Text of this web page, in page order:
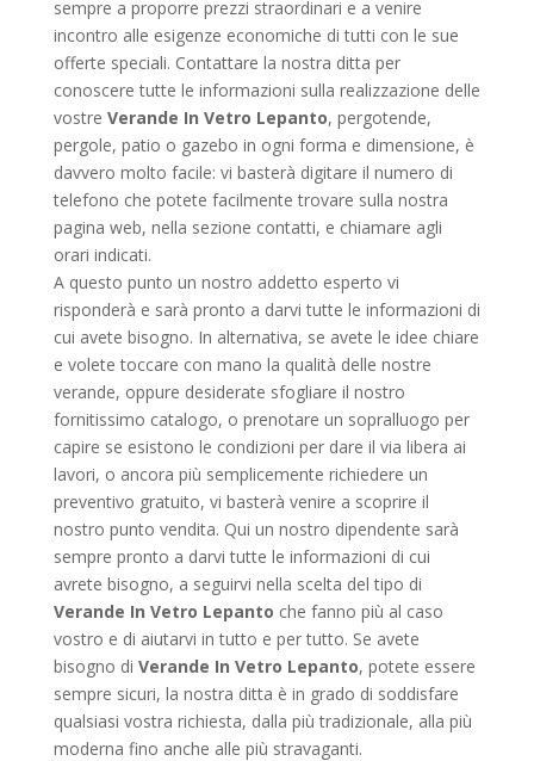
sempre a proporre prezzi straordinari e a venire
incontro alle esigenze economiche di tutti con le sue
offerte speciali. Contattare la nostra ditta per
conoscere tutte le informazioni sulla realizzazione delle
vostre Verande In Vetro Lepanto, pergotende,
pergole, patio o gazebo in ogni forma e dimensione, è
davvero molto facile: vi basterà digitare il numero di
telefono che potete facilmente trovare sulla nostra
pagina web, nella sezione contatti, e chiamare agli
orari indicati.
A questo punto un nostro addetto esperto vi
risponderà e sarà pronto a darvi tutte le informazioni di
cui avete bisogno. In alternativa, se avete le idee chiare
e volete toccare con mano la qualità delle nostre
verande, oppure desiderate sfogliare il nostro
fornitissimo catalogo, o prenotare un sopralluogo per
capire se esistono le condizioni per dare il via libera ai
lavori, o ancora più semplicemente richiedere un
preventivo gratuito, vi basterà venire a scoprire il
nostro punto vendita. Qui un nostro dipendente sarà
sempre pronto a darvi tutte le informazioni di cui
avrete bisogno, a seguirvi nella scelta del tipo di
Verande In Vetro Lepanto che fanno più al caso
vostro e di aiutarvi in tutto e per tutto. Se avete
bisogno di Verande In Vetro Lepanto, potete essere
sempre sicuri, la nostra ditta è in grado di soddisfare
qualsiasi vostra richiesta, dalla più tradizionale, alla più
moderna fino anche alle più stravaganti.